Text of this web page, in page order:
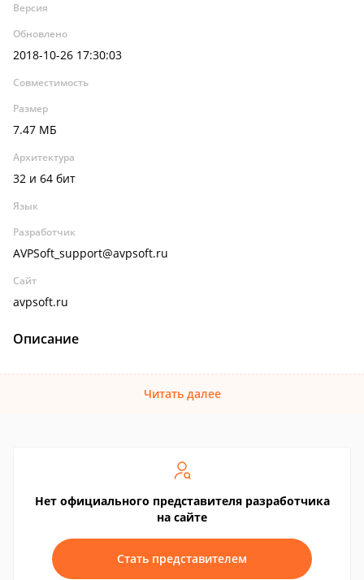
Версия
Обновлено
2018-10-26 17:30:03
Совместимость
Размер
7.47 МБ
Архитектура
32 и 64 бит
Язык
Разработчик
AVPSoft_support@avpsoft.ru
Сайт
avpsoft.ru
Описание
Читать далее
Нет официального представителя разработчика
на сайте
Стать представителем